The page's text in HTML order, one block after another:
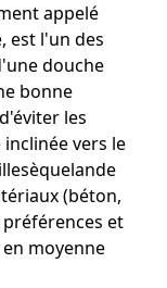
appelé
est l'un des
douche
bonne
les
vers le
(béton,
et
moyenne